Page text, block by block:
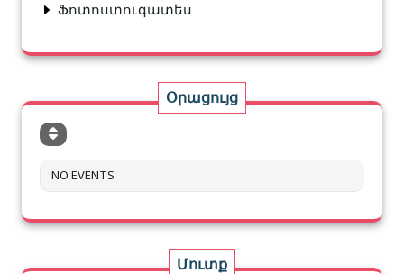
Ֆոտոստուգատես
Օրացույց
NO EVENTS
Մուտք